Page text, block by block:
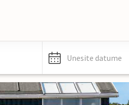
Unesite datume